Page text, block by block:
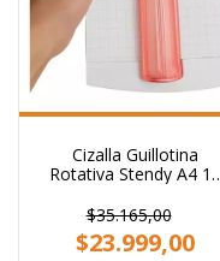
Cizalla Guillotina
Rotativa Stendy A4 12
$35.165,00
$23.999,00